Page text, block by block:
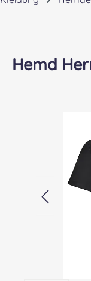
Hemd
Bildergalerie